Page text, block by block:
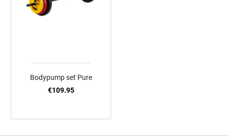
Bodypump set Pure
€109.95